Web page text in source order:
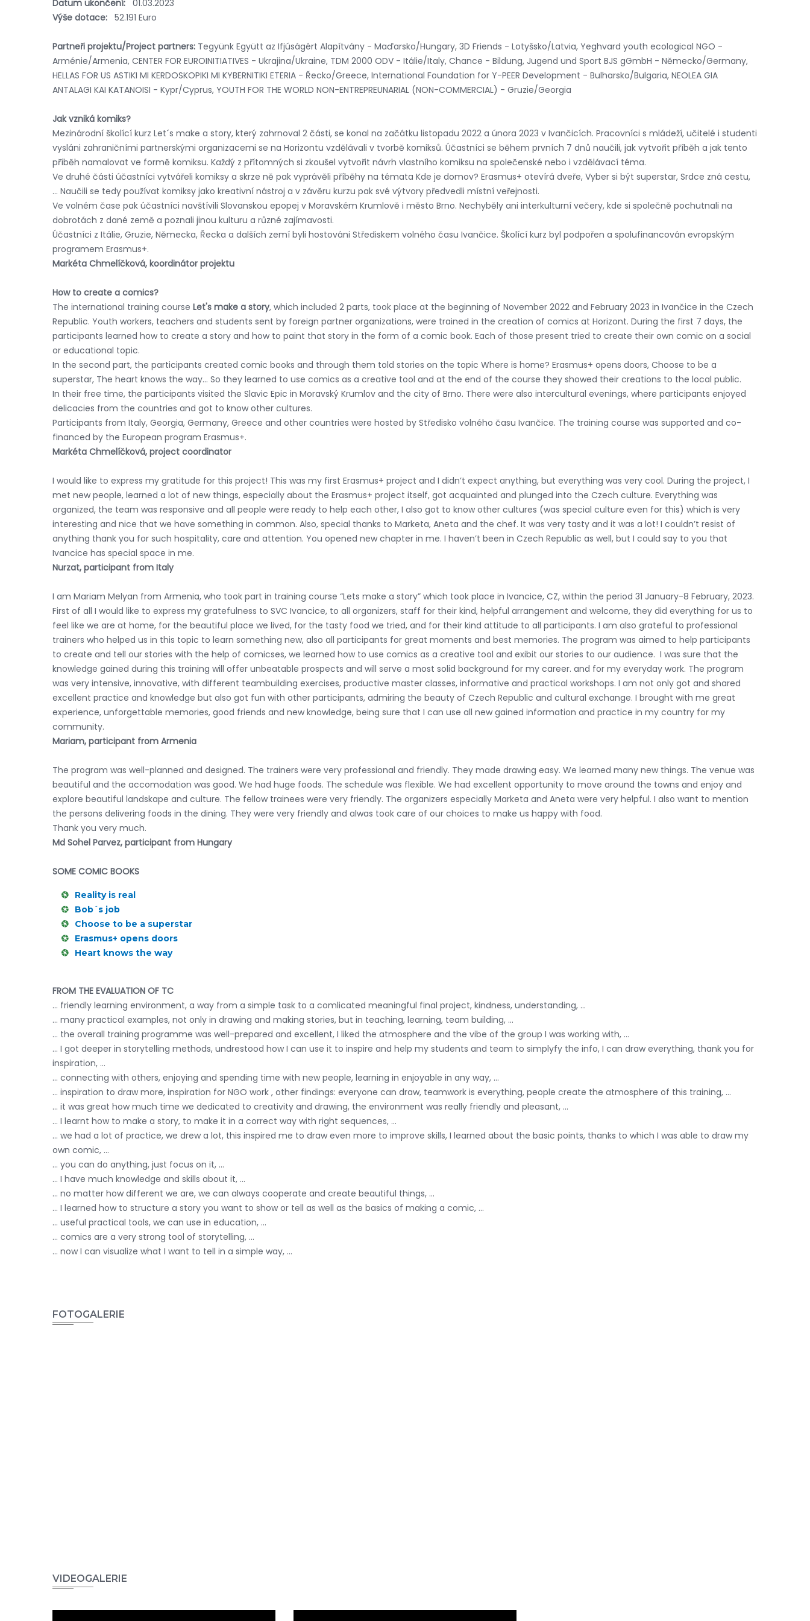
Datum ukončení: 01.03.2023
Výše dotace: 52.191 Euro
Partneři projektu/Project partners: Tegyünk Együtt az Ifjúságért Alapítvány - Maďarsko/Hungary, 3D Friends - Lotyšsko/Latvia, Yeghvard youth ecological NGO -
Arménie/Armenia, CENTER FOR EUROINITIATIVES - Ukrajina/Ukraine, TDM 2000 ODV - Itálie/Italy, Chance - Bildung, Jugend und Sport BJS gGmbH - Německo/Germany,
HELLAS FOR US ASTIKI MI KERDOSKOPIKI MI KYBERNITIKI ETERIA - Řecko/Greece, International Foundation for Y-PEER Development - Bulharsko/Bulgaria, NEOLEA GIA
ANTALAGI KAI KATANOISI - Kypr/Cyprus, YOUTH FOR THE WORLD NON-ENTREPREUNARIAL (NON-COMMERCIAL) - Gruzie/Georgia
Jak vzniká komiks?
Mezinárodní školící kurz Let´s make a story, který zahrnoval 2 části, se konal na začátku listopadu 2022 a února 2023 v Ivančicích. Pracovníci s mládeží, učitelé i studenti
vysláni zahraničními partnerskými organizacemi se na Horizontu vzdělávali v tvorbě komiksů. Účastníci se během prvních 7 dnů naučili, jak vytvořit příběh a jak tento
příběh namalovat ve formě komiksu. Každý z přítomných si zkoušel vytvořit návrh vlastního komiksu na společenské nebo i vzdělávací téma.
Ve druhé části účastníci vytvářeli komiksy a skrze ně pak vyprávěli příběhy na témata Kde je domov? Erasmus+ otevírá dveře, Vyber si být superstar, Srdce zná cestu,
... Naučili se tedy používat komiksy jako kreativní nástroj a v závěru kurzu pak své výtvory předvedli místní veřejnosti.
Ve volném čase pak účastníci navštívili Slovanskou epopej v Moravském Krumlově i město Brno. Nechyběly ani interkulturní večery, kde si společně pochutnali na
dobrotách z dané země a poznali jinou kulturu a různé zajímavosti.
Účastníci z Itálie, Gruzie, Německa, Řecka a dalších zemí byli hostováni Střediskem volného času Ivančice. Školící kurz byl podpořen a spolufinancován evropským
programem Erasmus+.
Markéta Chmelíčková, koordinátor projektu
How to create a comics?
The international training course Let's make a story, which included 2 parts, took place at the beginning of November 2022 and February 2023 in Ivančice in the Czech
Republic. Youth workers, teachers and students sent by foreign partner organizations, were trained in the creation of comics at Horizont. During the first 7 days, the
participants learned how to create a story and how to paint that story in the form of a comic book. Each of those present tried to create their own comic on a social
or educational topic.
In the second part, the participants created comic books and through them told stories on the topic Where is home? Erasmus+ opens doors, Choose to be a
superstar, The heart knows the way... So they learned to use comics as a creative tool and at the end of the course they showed their creations to the local public.
In their free time, the participants visited the Slavic Epic in Moravský Krumlov and the city of Brno. There were also intercultural evenings, where participants enjoyed
delicacies from the countries and got to know other cultures.
Participants from Italy, Georgia, Germany, Greece and other countries were hosted by Středisko volného času Ivančice. The training course was supported and co-
financed by the European program Erasmus+.
Markéta Chmelíčková, project coordinator
I would like to express my gratitude for this project! This was my first Erasmus+ project and I didn’t expect anything, but everything was very cool. During the project, I
met new people, learned a lot of new things, especially about the Erasmus+ project itself, got acquainted and plunged into the Czech culture. Everything was
organized, the team was responsive and all people were ready to help each other, I also got to know other cultures (was special culture even for this) which is very
interesting and nice that we have something in common. Also, special thanks to Marketa, Aneta and the chef. It was very tasty and it was a lot! I couldn’t resist of
anything thank you for such hospitality, care and attention. You opened new chapter in me. I haven’t been in Czech Republic as well, but I could say to you that
Ivancice has special space in me.
Nurzat, participant from Italy
I am Mariam Melyan from Armenia, who took part in training course “Lets make a story” which took place in Ivancice, CZ, within the period 31 January-8 February, 2023.
First of all I would like to express my gratefulness to SVC Ivancice, to all organizers, staff for their kind, helpful arrangement and welcome, they did everything for us to
feel like we are at home, for the beautiful place we lived, for the tasty food we tried, and for their kind attitude to all participants. I am also grateful to professional
trainers who helped us in this topic to learn something new, also all participants for great moments and best memories. The program was aimed to help participants
to create and tell our stories with the help of comicses, we learned how to use comics as a creative tool and exibit our stories to our audience. I was sure that the
knowledge gained during this training will offer unbeatable prospects and will serve a most solid background for my career. and for my everyday work. The program
was very intensive, innovative, with different teambuilding exercises, productive master classes, informative and practical workshops. I am not only got and shared
excellent practice and knowledge but also got fun with other participants, admiring the beauty of Czech Republic and cultural exchange. I brought with me great
experience, unforgettable memories, good friends and new knowledge, being sure that I can use all new gained information and practice in my country for my
community.
Mariam, participant from Armenia
The program was well-planned and designed. The trainers were very professional and friendly. They made drawing easy. We learned many new things. The venue was
beautiful and the accomodation was good. We had huge foods. The schedule was flexible. We had excellent opportunity to move around the towns and enjoy and
explore beautiful landskape and culture. The fellow trainees were very friendly. The organizers especially Marketa and Aneta were very helpful. I also want to mention
the persons delivering foods in the dining. They were very friendly and alwas took care of our choices to make us happy with food.
Thank you very much.
Md Sohel Parvez, participant from Hungary
SOME COMIC BOOKS
Reality is real
Bob´s job
Choose to be a superstar
Erasmus+ opens doors
Heart knows the way
FROM THE EVALUATION OF TC
... friendly learning environment, a way from a simple task to a comlicated meaningful final project, kindness, understanding, ...
... many practical examples, not only in drawing and making stories, but in teaching, learning, team building, ...
... the overall training programme was well-prepared and excellent, I liked the atmosphere and the vibe of the group I was working with, ...
... I got deeper in storytelling methods, undrestood how I can use it to inspire and help my students and team to simplyfy the info, I can draw everything, thank you for
inspiration, ...
... connecting with others, enjoying and spending time with new people, learning in enjoyable in any way, ...
... inspiration to draw more, inspiration for NGO work , other findings: everyone can draw, teamwork is everything, people create the atmosphere of this training, ...
... it was great how much time we dedicated to creativity and drawing, the environment was really friendly and pleasant, ...
... I learnt how to make a story, to make it in a correct way with right sequences, ...
... we had a lot of practice, we drew a lot, this inspired me to draw even more to improve skills, I learned about the basic points, thanks to which I was able to draw my
own comic, ...
... you can do anything, just focus on it, ...
... I have much knowledge and skills about it, ...
... no matter how different we are, we can always cooperate and create beautiful things, ...
... I learned how to structure a story you want to show or tell as well as the basics of making a comic, ...
... useful practical tools, we can use in education, ...
... comics are a very strong tool of storytelling, ...
... now I can visualize what I want to tell in a simple way, ...
FOTOGALERIE
VIDEOGALERIE